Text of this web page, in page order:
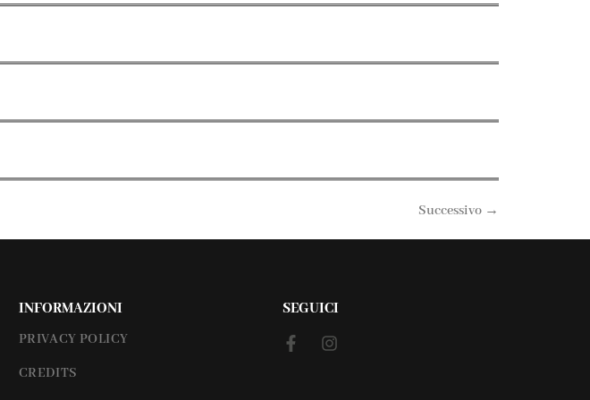
Successivo →
INFORMAZIONI
PRIVACY POLICY
CREDITS
SEGUICI